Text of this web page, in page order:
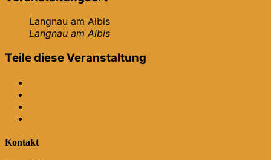
Langnau am Albis
Langnau am Albis
Teile diese Veranstaltung
Kontakt